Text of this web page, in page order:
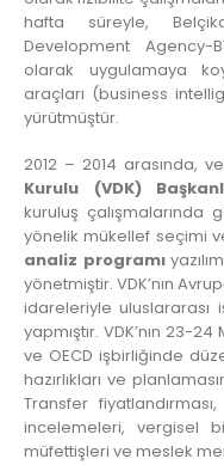
hafta süreyle,
Development
olarak uygulamaya
araçları (business
yürütmüştür.
2012 – 2014 arasında,
Kurulu (VDK)
kuruluş çalışmalarında
yönelik mükellef seçimi
analiz programı
yönetmiştir. VDK’nın
idareleriyle uluslararası
yapmıştır. VDK’nın 23-
ve OECD işbirliğinde
hazırlıkları ve
Transfer
incelemeleri, vergisel
müfettişleri ve meslek